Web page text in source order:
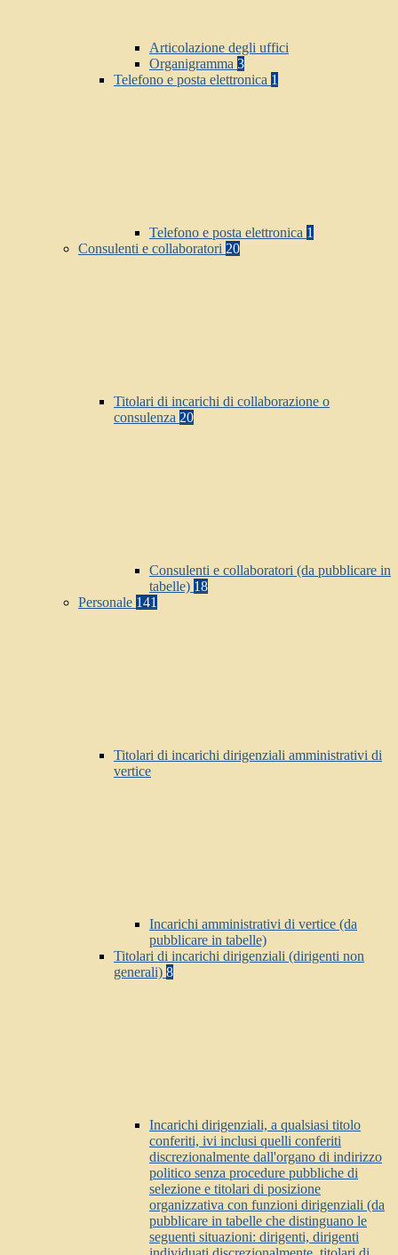
Articolazione degli uffici
Organigramma 3
Telefono e posta elettronica 1
Telefono e posta elettronica 1
Consulenti e collaboratori 20
Titolari di incarichi di collaborazione o
consulenza 20
Consulenti e collaboratori (da pubblicare in
tabelle) 18
Personale 141
Titolari di incarichi dirigenziali amministrativi di
vertice
Incarichi amministrativi di vertice (da
pubblicare in tabelle)
Titolari di incarichi dirigenziali (dirigenti non
generali) 8
Incarichi dirigenziali, a qualsiasi titolo
conferiti, ivi inclusi quelli conferiti
discrezionalmente dall'organo di indirizzo
politico senza procedure pubbliche di
selezione e titolari di posizione
organizzativa con funzioni dirigenziali (da
pubblicare in tabelle che distinguano le
seguenti situazioni: dirigenti, dirigenti